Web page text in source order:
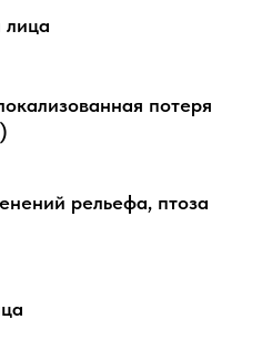
лица
потеря
рельефа, птоза